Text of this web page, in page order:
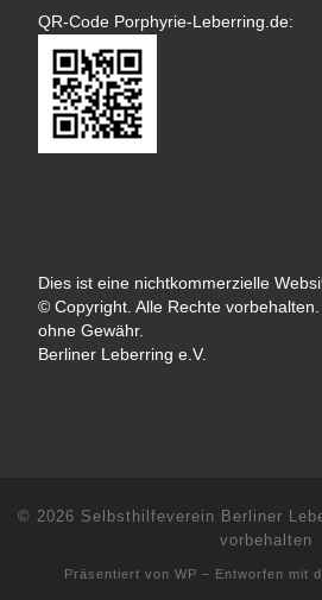
QR-Code Porphyrie-Leberring.de:
Dies ist eine nichtkommerzielle
© Copyright. Alle Rechte vorbehalten.
ohne Gewähr.
Berliner Leberring e.V.
© 2026 Selbsthilfeverein Berliner
vorbehalten
Präsentiert von WP – Entworfen mit